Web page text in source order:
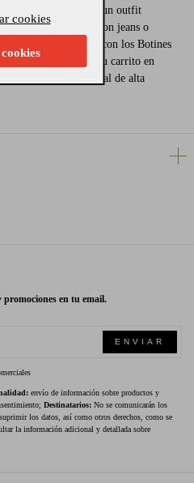
un abrigo largo para un outfit
de maravilla con jeans o
sofisticado. ¡Hazte con los Botines
mismo! Añádelos a tu carrito en
este básico atemporal de alta
promociones en tu email.
ENVIAR
envío de información sobre productos y
Destinatarios: No se comunicarán los
los datos, así como otros derechos, como se
la información adicional y detallada sobre
cookies